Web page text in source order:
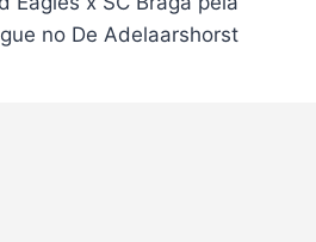
no De Adelaarshorst